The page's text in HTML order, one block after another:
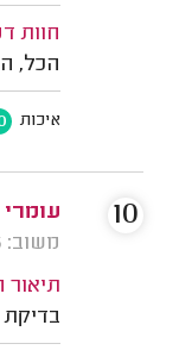
חוות
הכל,
איכות
משוב: 12/02/2026
תיאור
10